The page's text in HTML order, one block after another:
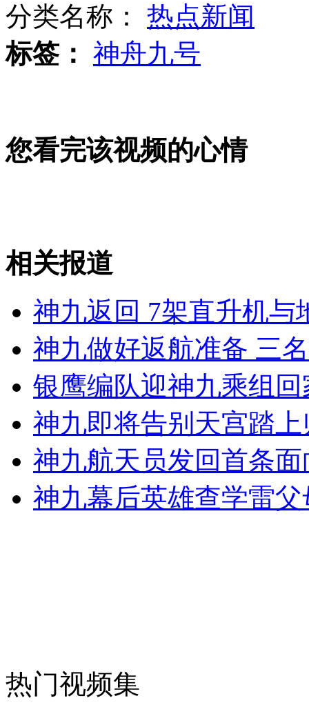
巴神梅开二度 意大利队会师西班牙
山西运城恶犬咬伤多人 警民合力深夜将其击毙
女孩北京地铁殴打老人 痛下狠手拳打脚踢
无痛分娩是否安全 医生回应
外交部：反对强权政治霸凌主义
外交部：有关国家言论片面不公正
分类名称： 热点新闻
标签： 神舟九号
您看完该视频的心情
相关报道
神九返回 7架直升机与
神九做好返航准备 三
银鹰编队迎神九乘组回
神九即将告别天宫踏上
神九航天员发回首条
神九幕后英雄查学雷
热门视频集